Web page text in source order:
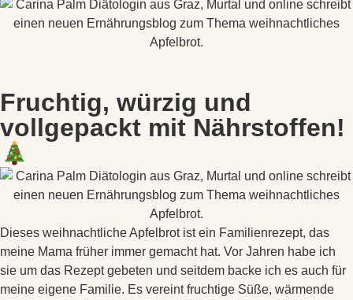
Fruchtig, würzig und
vollgepackt mit Nährstoffen!
Dieses weihnachtliche Apfelbrot ist ein Familienrezept, das
meine Mama früher immer gemacht hat. Vor Jahren habe ich
sie um das Rezept gebeten und seitdem backe ich es auch für
meine eigene Familie. Es vereint fruchtige Süße, wärmende